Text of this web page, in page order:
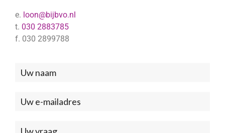
e. loon@bijbvo.nl
t. 030 2883785
f. 030 2899788
Neem
met
ons